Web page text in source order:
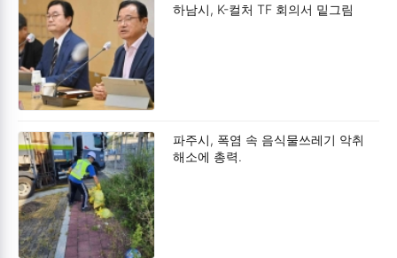
하남시, K-컬처 TF 회의서 밑그림
파주시, 폭염 속 음식물쓰레기 악취
해소에 총력.